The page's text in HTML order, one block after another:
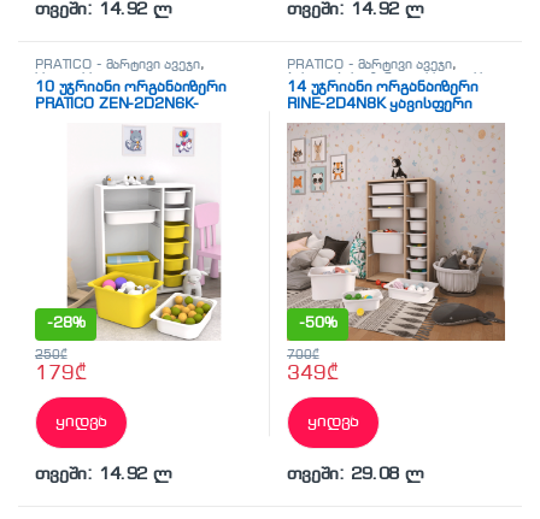
თვეში: 14.92 ლ თვეში: 14.92 ლ
PRATICO - მარტივი ავეჯი,
სხვადასხვა
10 უჯრიანი ორგანაიზერი
PRATICO ZEN-2D2N6K-
WWY114 თეთრი თეთრი-
ყვითელი უჯრებით
(67/129/45სმ)
-28%
179₾
250₾
ყიდვა
თვეში: 14.92 ლ
PRATICO - მარტივი ავეჯი,
ბახილების აპარატი ,სხვადასხვა
14 უჯრიანი ორგანაიზერი
RINE-2D4N8K ყავისფერი
თეთრი უჯრებით (69/30/109
სმ)
-50%
349₾
700₾
ყიდვა
თვეში: 29.08 ლ